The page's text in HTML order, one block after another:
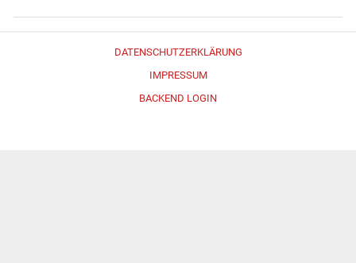
DATENSCHUTZERKLÄRUNG
IMPRESSUM
BACKEND LOGIN